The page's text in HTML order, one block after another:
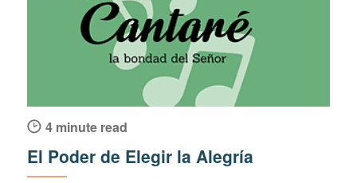
4 minute read
El Poder de Elegir la Alegría